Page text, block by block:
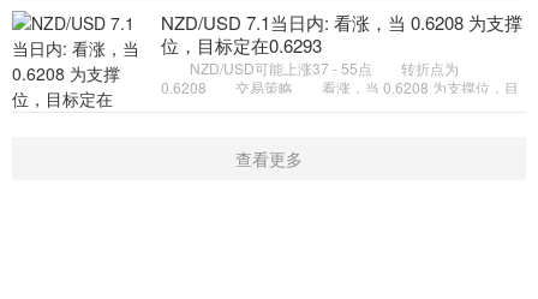
势，目标位为 0.6155
NZD/USD 7.1当日内: 看涨，当 0.6208 为支撑
位，目标定在0.6293
NZD/USD可能上涨37 - 55点 转折点为
0.6208 交易策略 看涨，当 0.6208 为支撑位，目
查看更多